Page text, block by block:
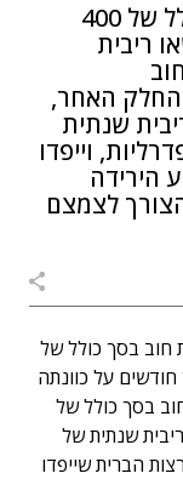
חלק מאגרות החוב יונפקו בסך כולל של 400
ייפדו ביוני 2012 וישאו ריבית
האחר,
ריבית שנתית
וייפדו
הירידה
לצמצם
חוב בסך כולל של
על כוונתה
בסך כולל של
שייפדו ביוני 2012 וישאו ריבית שנתית של
הברית שייפדו